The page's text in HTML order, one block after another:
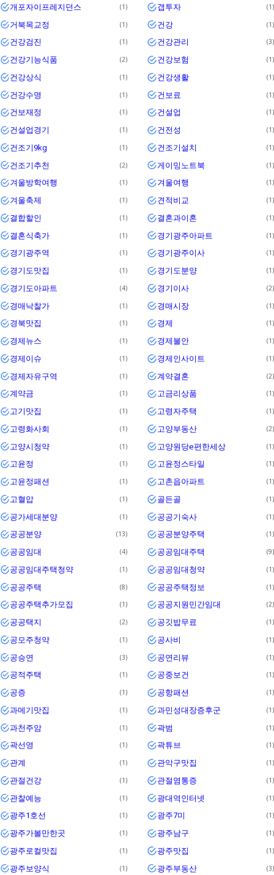
개포자이프레지던스 1 갭투자 1
거북목교정 1 건강 1
건강검진 1 건강관리 3
건강기능식품 2 건강보험 1
건강상식 1 건강생활 1
건강수명 1 건보료 1
건보재정 1 건설업 1
건설업경기 1 건전성 1
건조기9kg 1 건조기설치 1
건조기추천 2 게이밍노트북 1
겨울방학여행 1 겨울여행 1
겨울축제 1 견적비교 1
결합할인 1 결혼과이혼 1
결혼식축가 1 경기광주아파트 1
경기광주역 1 경기광주이사 1
경기도맛집 1 경기도분양 1
경기도아파트 4 경기이사 2
경매낙찰가 1 경매시장 1
경북맛집 1 경제 1
경제뉴스 1 경제불안 1
경제이슈 1 경제인사이트 1
경제자유구역 1 계약결혼 2
계약금 1 고금리상품 1
고기맛집 1 고령자주택 1
고령화사회 1 고양부동산 2
고양시청약 1 고양원당e편한세상 1
고윤정 1 고윤정스타일 1
고윤정패션 1 고촌읍아파트 1
고혈압 1 골든골 1
공가세대분양 1 공공기숙사 1
공공분양 13 공공분양주택 1
공공임대 4 공공임대주택 9
공공임대주택청약 1 공공임대청약 1
공공주택 8 공공주택정보 1
공공주택추가모집 1 공공지원민간임대 2
공공택지 2 공깃밥무료 1
공모주청약 1 공사비 1
공승연 3 공연리뷰 1
공적주택 1 공중보건 1
공증 1 공항패션 1
과메기맛집 1 과민성대장증후군 1
과천주암 1 곽범 1
곽선영 1 곽튜브 1
관계 1 관악구맛집 1
관절건강 1 관절염통증 1
관찰예능 1 광대역인터넷 1
광주1호선 1 광주7미 1
광주가볼만한곳 1 광주남구 1
광주로컬맛집 1 광주맛집 1
광주보양식 1 광주부동산 3